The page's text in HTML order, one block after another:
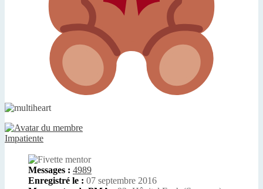
Impatiente
Messages : 4989
Enregistré le : 07 septembre 2016